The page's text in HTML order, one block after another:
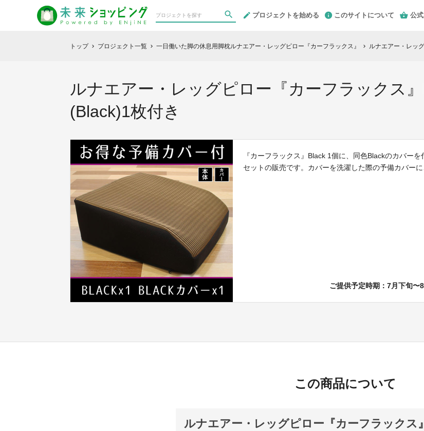
プロジェクトを始める このサイトについて 公
トップ chevron_right プロジェクト一覧 chevron_right 一日働いた脚の休息用脚枕ルナエアー・レッグピロー『カーフラックス』 chevron_right ルナエアー・レッ
ルナエアー・レッグピロー『カーフラックス
(Black)1枚付き
『カーフラックス』Black 1個に、同色Blackのカバーを
セットの販売です。カバーを洗濯した際の予備カバーに
ご提供予定時期：7月下旬〜
この商品について
ルナエアー・レッグピロー『カーフラックス